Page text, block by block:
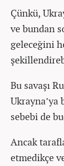
Çünkü,
ve bundan
geleceğini
Bu savaşı
sebebi de
Ancak
etmedikçe